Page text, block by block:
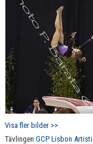
Visa fler bilder >>
Tävlingen GCP Lisbon